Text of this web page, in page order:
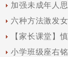
加强未成年人
六种方法激发
【家长课堂】
小学班级座右铭